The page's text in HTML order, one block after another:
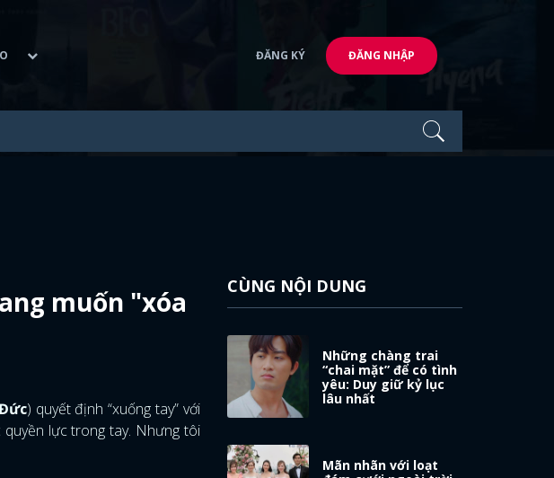
ĐĂNG KÝ ĐĂNG NHẬP
muốn "xóa
) quyết định “xuống tay” với
lực trong tay. Nhưng tôi
CÙNG NỘI DUNG
Những chàng trai
“chai mặt” để có tình
yêu: Duy giữ kỷ lục
lâu nhất
Mãn nhãn với loạt